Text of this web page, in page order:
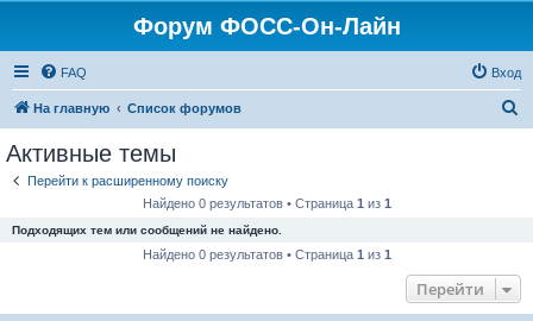
Форум ФОСС-Он-Лайн
FAQ Вход
На главную Список форумов
Активные темы
Перейти к расширенному поиску
Найдено 0 результатов • Страница 1 из 1
Подходящих тем или сообщений не найдено.
Найдено 0 результатов • Страница 1 из 1
Перейти